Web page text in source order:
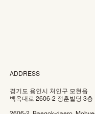
ADDRESS
경기도 용인시 처인구 모현읍
백옥대로 2606-2 정훈빌딩 3층